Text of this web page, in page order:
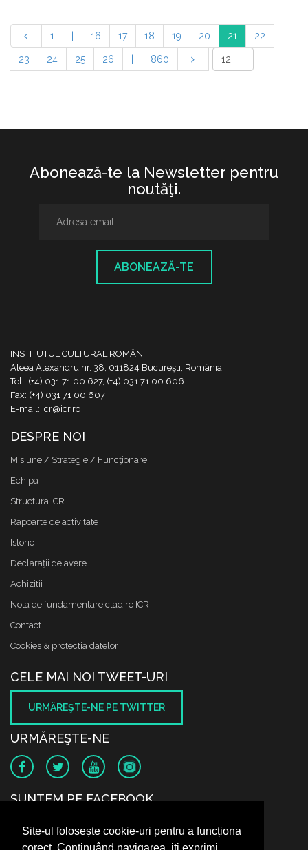
Site-ul folosește cookie-uri pentru a funcționa
1 16 17 18 19 20 21 22
23 24 25 26 860
Abonează-te la Newsletter pentru
noutăţi.
ABONEAZĂ-TE
INSTITUTUL CULTURAL ROMÂN
Aleea Alexandru nr. 38, 011824 București, România
Tel.: (+4) 031 71 00 627, (+4) 031 71 00 606
Fax: (+4) 031 71 00 607
E-mail: icr@icr.ro
DESPRE NOI
Misiune / Strategie / Funcţionare
Echipa
Structura ICR
Rapoarte de activitate
Istoric
Declaraţii de avere
Achizitii
Nota de fundamentare cladire ICR
Contact
Cookies & protectia datelor
CELE MAI NOI TWEET-URI
URMĂREŞTE-NE PE TWITTER
URMĂREŞTE-NE
SUNTEM PE FACEBOOK